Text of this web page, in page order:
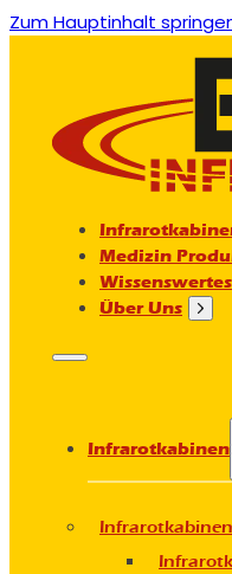
Zum Hauptinhalt
Medizin
Wissenswertes
Über Uns
Infrarotkabinen